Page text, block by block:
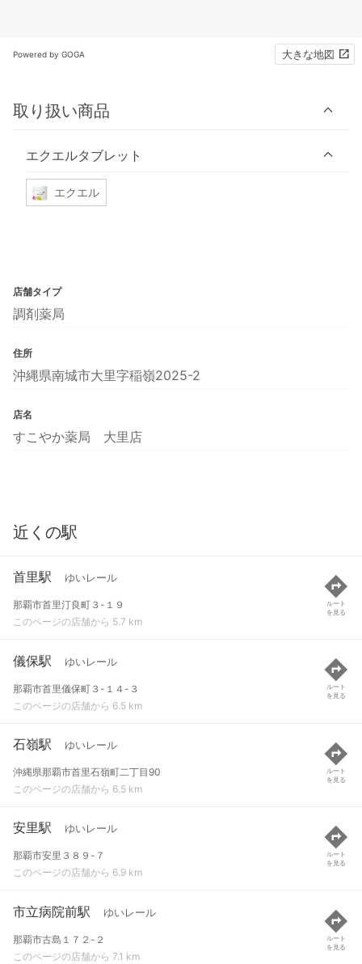
Powered by GOGA 大きな地図
取り扱い商品
エクエルタブレット
エクエル
店舗タイプ
調剤薬局
住所
沖縄県南城市大里字稲嶺2025-2
店名
すこやか薬局 大里店
近くの駅
首里駅 ゆいレール
那覇市首里汀良町３-１９
このページの店舗から 5.7 km
ルート
を見る
儀保駅 ゆいレール
那覇市首里儀保町３-１４-３
このページの店舗から 6.5 km
ルート
を見る
石嶺駅 ゆいレール
沖縄県那覇市首里石嶺町二丁目90
このページの店舗から 6.5 km
ルート
を見る
安里駅 ゆいレール
那覇市安里３８９-７
このページの店舗から 6.9 km
ルート
を見る
市立病院前駅 ゆいレール
那覇市古島１７２-２
このページの店舗から 7.1 km
ルート
を見る